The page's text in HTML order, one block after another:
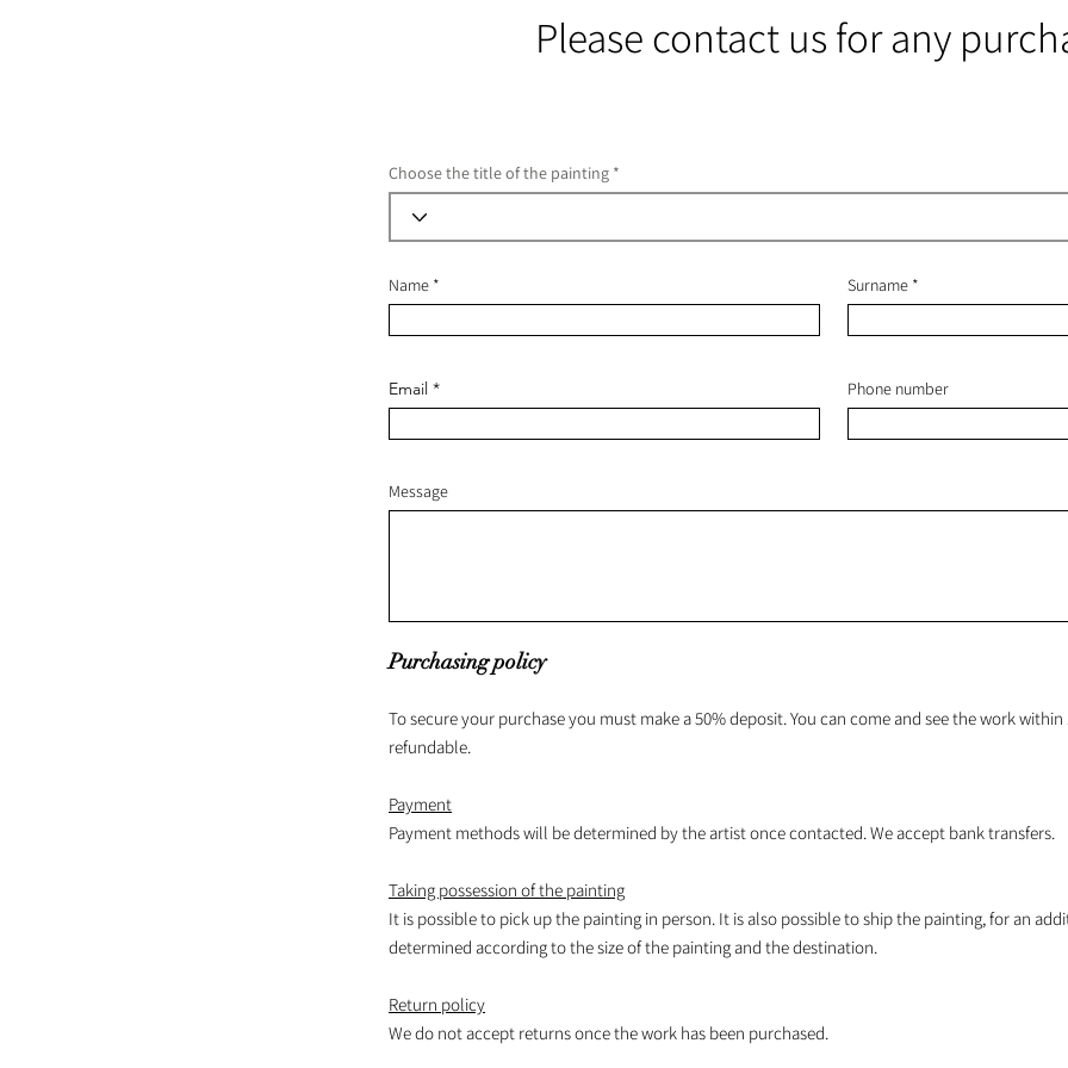
Please contact us for any
Choose the title of the painting
Name Surname
Email Phone number
Message
Purchasing policy
To secure your purchase you must make a 50% deposit. You can come and see the work within
refundable.
Payment
Payment methods will be determined by the artist once contacted. We accept bank transfers.
Taking possession of the painting
It is possible to pick up the painting in person. It is also possible to ship the painting, for an
determined according to the size of the painting and the destination.
Return policy
We do not accept returns once the work has been purchased.